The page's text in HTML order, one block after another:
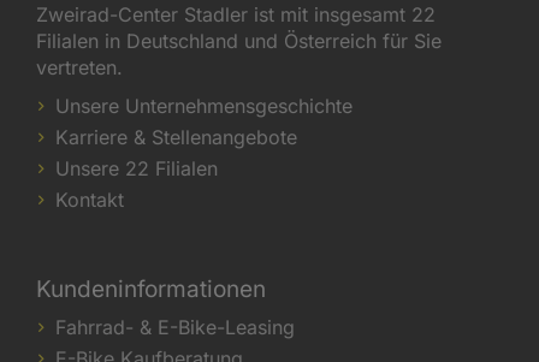
Zweirad-Center Stadler ist mit insgesamt 22
Filialen in Deutschland und Österreich für Sie
vertreten.
Unsere Unternehmensgeschichte
Karriere & Stellenangebote
Unsere 22 Filialen
Kontakt
Kundeninformationen
Fahrrad- & E-Bike-Leasing